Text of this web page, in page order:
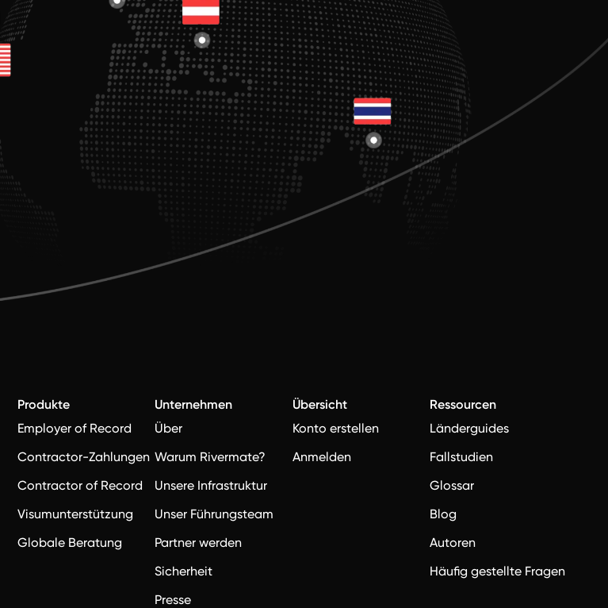
Produkte
Employer of Record
Contractor-Zahlungen
Contractor of Record
Visumunterstützung
Globale Beratung
Unternehmen
Über
Warum Rivermate?
Unsere Infrastruktur
Unser Führungsteam
Partner werden
Sicherheit
Presse
Übersicht
Konto erstellen
Anmelden
Ressourcen
Länderguides
Fallstudien
Glossar
Blog
Autoren
Häufig gestellte Fragen